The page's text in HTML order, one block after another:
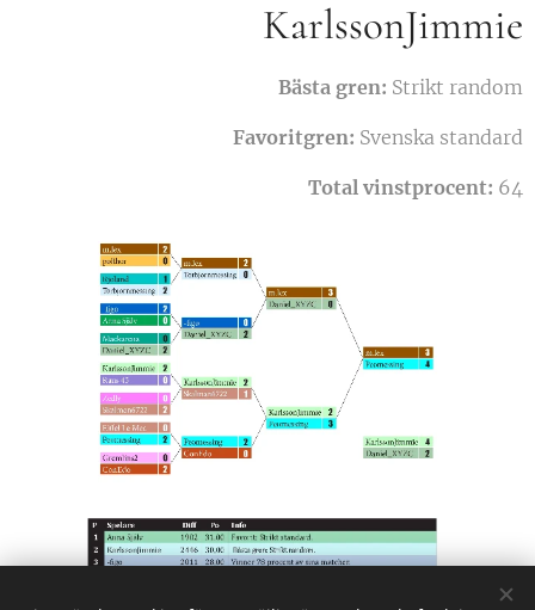
KarlssonJimmie
Bästa gren: Strikt random
Favoritgren: Svenska standard
Total vinstprocent: 64